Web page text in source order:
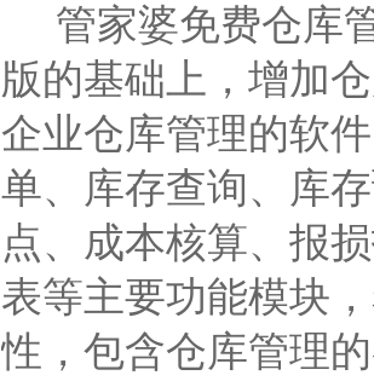
管家婆免费仓库
版的基础上，增加
企业仓库管理的软
单、库存查询、库
点、成本核算、报
表等主要功能模块
性，包含仓库管理